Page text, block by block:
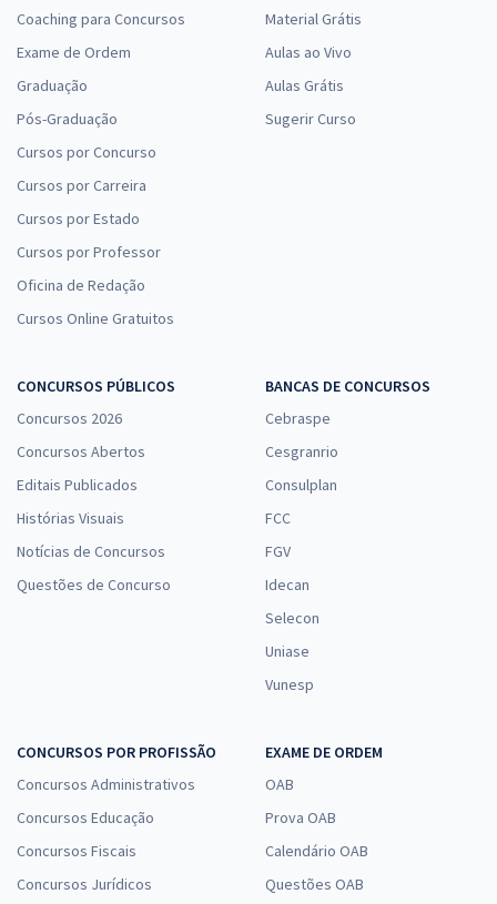
Coaching para Concursos
Exame de Ordem
Graduação
Pós-Graduação
Cursos por Concurso
Cursos por Carreira
Cursos por Estado
Cursos por Professor
Oficina de Redação
Cursos Online Gratuitos
Material Grátis
Aulas ao Vivo
Aulas Grátis
Sugerir Curso
CONCURSOS PÚBLICOS
Concursos 2026
Concursos Abertos
Editais Publicados
Histórias Visuais
Notícias de Concursos
Questões de Concurso
BANCAS DE CONCURSOS
Cebraspe
Cesgranrio
Consulplan
FCC
FGV
Idecan
Selecon
Uniase
Vunesp
CONCURSOS POR PROFISSÃO
Concursos Administrativos
Concursos Educação
Concursos Fiscais
Concursos Jurídicos
EXAME DE ORDEM
OAB
Prova OAB
Calendário OAB
Questões OAB